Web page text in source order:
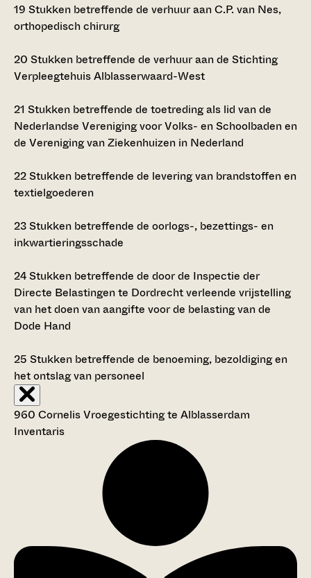
19 Stukken betreffende de verhuur aan C.P. van Nes,
orthopedisch chirurg
20 Stukken betreffende de verhuur aan de Stichting
Verpleegtehuis Alblasserwaard-West
21 Stukken betreffende de toetreding als lid van de
Nederlandse Vereniging voor Volks- en Schoolbaden en
de Vereniging van Ziekenhuizen in Nederland
22Stukken betreffende de levering van brandstoffen en
textielgoederen
23Stukken betreffende de oorlogs-, bezettings- en
inkwartieringsschade
24Stukken betreffende de door de Inspectie der
Directe Belastingen te Dordrecht verleende vrijstelling
van het doen van aangifte voor de belasting van de
Dode Hand
25 Stukken betreffende de benoeming, bezoldiging en
het ontslag van personeel
960 Cornelis Vroegestichting te Alblasserdam
Inventaris